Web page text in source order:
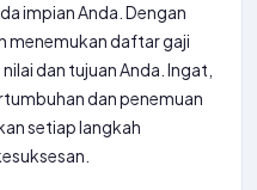
impian Anda. Dengan
menemukan daftar gaji
dan tujuan Anda. Ingat,
dan penemuan
setiap langkah